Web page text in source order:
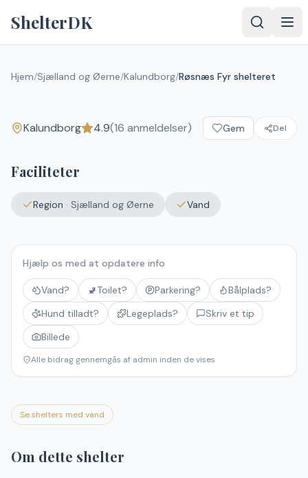
ShelterDK
Hjem/Sjælland og Øerne/Kalundborg/Røsnæs Fyr shelteret
4.9 anmeldelser) Kalundborg
Kalundborg 4.9(16 anmeldelser) Gem Del
Faciliteter
Region · Sjælland og Øerne Vand
Hjælp os med at opdatere info
Vand? 🚽Toilet? Parkering?
Bålplads?
Hund tilladt?
Legeplads?
Skriv et tip
Billede
Alle bidrag gennemgås af admin inden de vises
Se shelters med vand
Om dette shelter